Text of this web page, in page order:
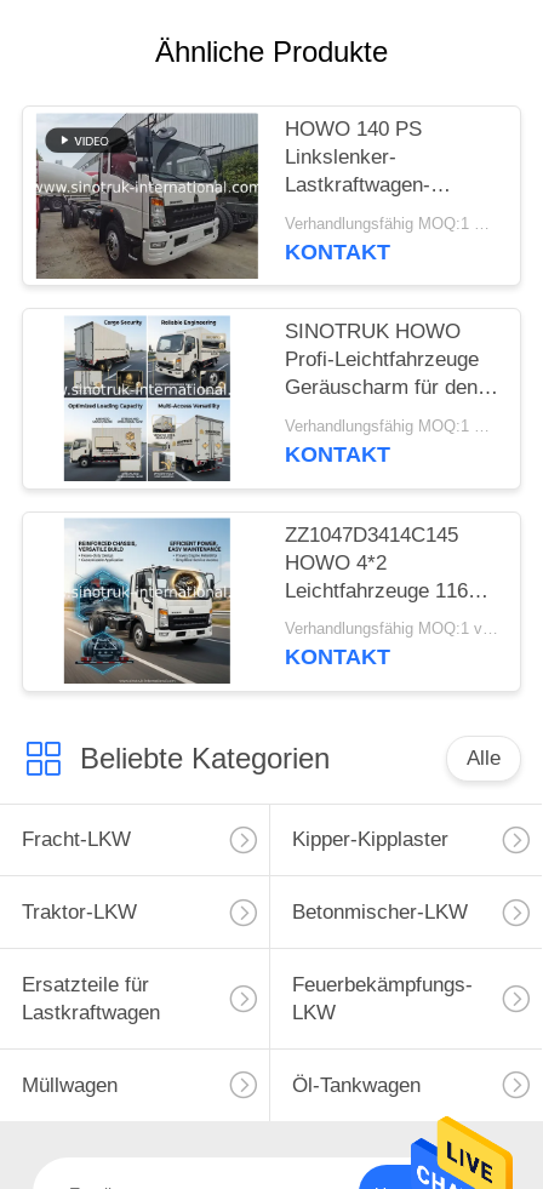
DATENSCHUTZRICHTLINIE
Ähnliche Produkte
HOWO 140 PS
Linkslenker-
Lastkraftwagen-
Fahrgestell mit 8–12
Tonnen Tragfähigkeit
Verhandlungsfähig MOQ:1 Einheit
KONTAKT
SINOTRUK HOWO
Profi-Leichtfahrzeuge
Geräuscharm für den
Baugeschäft RHD
Verhandlungsfähig MOQ:1 Einheit
KONTAKT
ZZ1047D3414C145
HOWO 4*2
Leichtfahrzeuge 116
PS Fahrwerk
Verhandlungsfähig MOQ:1 vereinigen
KONTAKT
Beliebte Kategorien Alle
Fracht-LKW Kipper-Kipplaster
Traktor-LKW Betonmischer-LKW
Ersatzteile für
Lastkraftwagen
Feuerbekämpfungs-
LKW
Müllwagen Öl-Tankwagen